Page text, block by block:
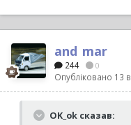
and_mar
244 0
Опубліковано 13
OK_ok сказав: